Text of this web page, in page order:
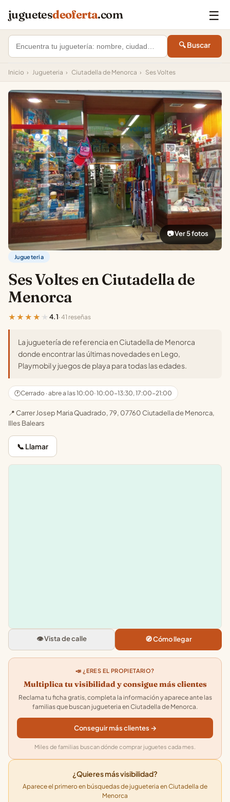
juguetesdeoferta.com ☰
🔍 Buscar
Inicio › Jugueteria › Ciutadella de Menorca › Ses Voltes
📷 Ver 5 fotos
Carrer Josep Maria Quadrado,
07760 Ciutadella de Menorca,
Balears
4.1
👁️ Vista de calle 🧭 Cómo llegar
Jugueteria
Ses Voltes en Ciutadella de
Menorca
★★★★★ 4.1· 41 reseñas
La juguetería de referencia en Ciutadella de Menorca
donde encontrar las últimas novedades en Lego,
Playmobil y juegos de playa para todas las edades.
🕐Cerrado · abre a las 10:00· 10:00-13:30, 17:00-21:00
📍 Carrer Josep Maria Quadrado, 79, 07760 Ciutadella de Menorca,
Illes Balears
📞 Llamar
📣 ¿ERES EL PROPIETARIO?
Multiplica tu visibilidad y consigue más clientes
Reclama tu ficha gratis, completa la información y aparece ante las
familias que buscan jugueteria en Ciutadella de Menorca.
Conseguir más clientes →
Miles de familias buscan dónde comprar juguetes cada mes.
¿Quieres más visibilidad?
Aparece el primero en búsquedas de jugueteria en Ciutadella de
Menorca